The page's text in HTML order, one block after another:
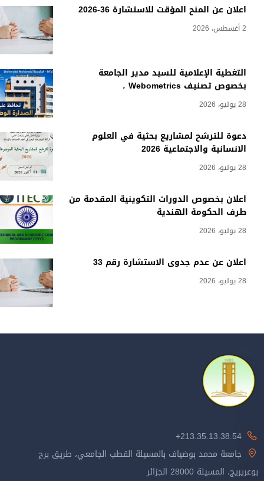
اعلان عن المنح المؤقت للاستشارة 36-2026
2 أغسطس، 2026
التغطية الإعلامية للسيد مدير الجامعة
بخصوص تصنيف Webometrics ،
28 يوليو، 2026
دعوة للترشح لمشاريع بحثية في العلوم
الانسانية والاجتماعية 2026
28 يوليو، 2026
اعلان بخصوص الدورات التكوينية المقدمة من
طرف الحكومة الهندية
28 يوليو، 2026
اعلان عن عدم جدوى الاستشارة رقم 33
28 يوليو، 2026
213.35.13.38.54+
جامعة محمد بوضياف بالمسيلة القطب الجامعي، طريق برج
بوعريريج، المسيلة 28000 الجزائر